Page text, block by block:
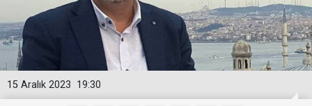
19:30
15 Aralık 2023